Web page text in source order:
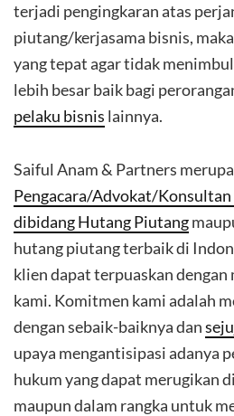
terjadi pengingkaran atas
piutang/kerjasama bisnis,
yang tepat agar tidak
lebih besar baik bagi
pelaku bisnis lainnya.
Saiful Anam & Partners
Pengacara/Advokat/Konsultan
dibidang Hutang Piutang
hutang piutang terbaik di
klien dapat terpuaskan dengan
kami. Komitmen kami adalah
dengan sebaik-baiknya dan
upaya mengantisipasi adanya
hukum yang dapat merugikan
maupun dalam rangka untuk